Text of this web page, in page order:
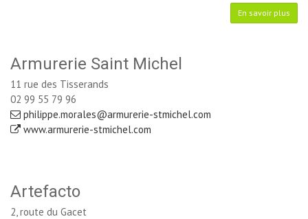
En savoir plus
Armurerie Saint Michel
11 rue des Tisserands
02 99 55 79 96
philippe.morales@armurerie-stmichel.com
www.armurerie-stmichel.com
Artefacto
2, route du Gacet